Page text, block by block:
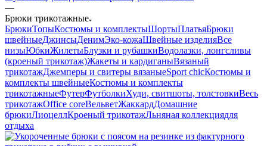
—
Брюки трикотажные
БрюкиТопыКостюмы и комплектыШортыПлатьяБрюки
швейныеДжинсыДенимЭко-кожаШвейные изделияВсе
низыЮбкиЖилетыБлузки и рубашкиВодолазки, лонгсливы
(кроеный трикотаж)Жакеты и кардиганыВязаный
трикотажДжемперы и свитеры вязаныеSport chicКостюмы и
комплекты швейныеКостюмы и комплекты
трикотажныеФутерФутболкиХуди, свитшоты, толстовкиВесь
трикотажOffice coreВельветЖаккардДомашние
брюкиЛиоцеллКроеный трикотажЛьняная коллекциядля
отдыха